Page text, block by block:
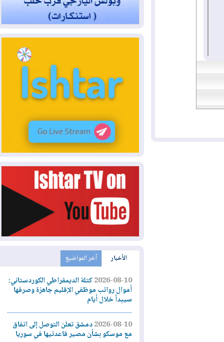
الأخبار آخر المواضيع
2026-08-10كتلة الديمقراطي الكوردستاني:
أموال رواتب موظفي الإقليم جاهزة وصرفها
سيبدأ خلال أيام
2026-08-10دمشق تعلن التوصل إلى اتفاق
مع موسكو بشأن مصير قاعدتيها في سوريا